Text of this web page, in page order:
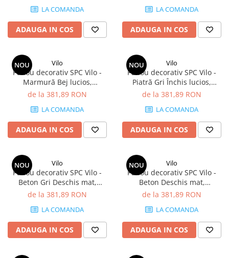
LA COMANDA
ADAUGA IN COS
LA COMANDA
ADAUGA IN COS
NOU Vilo
Panou decorativ SPC Vilo -
Marmură Bej lucios,
1200×600×4 mm, 2.88
de la 381,89 RON
LA COMANDA
ADAUGA IN COS
NOU Vilo
Panou decorativ SPC Vilo -
Piatră Gri Închis lucios,
1200×600×4 mm, 2.88
de la 381,89 RON
LA COMANDA
ADAUGA IN COS
NOU Vilo
Panou decorativ SPC Vilo -
Beton Gri Deschis mat,
1200×600×4 mm, 2.88
de la 381,89 RON
LA COMANDA
ADAUGA IN COS
NOU Vilo
Panou decorativ SPC Vilo -
Beton Deschis mat,
1200×600×4 mm, 2.88
de la 381,89 RON
LA COMANDA
ADAUGA IN COS